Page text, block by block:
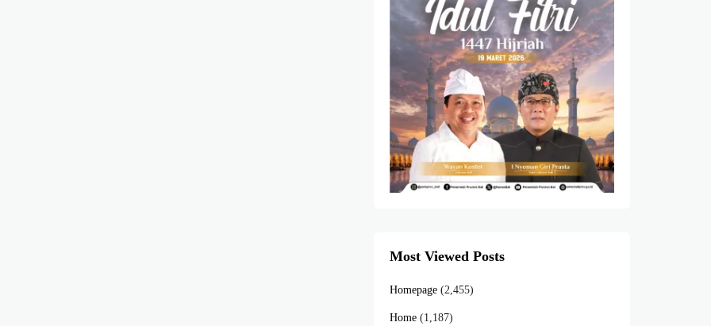
Most Viewed Posts
Homepage (2,455)
Home (1,187)